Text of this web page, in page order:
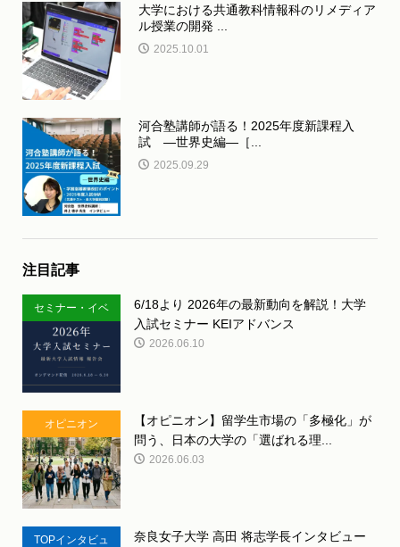
大学における共通教科情報科のリメディア
ル授業の開発 ...
2025.10.01
河合塾講師が語る！2025年度新課程入
試 ―世界史編―［...
2025.09.29
注目記事
セミナー・イベ
ント
6/18より 2026年の最新動向を解説！大学
入試セミナー KEIアドバンス
2026.06.10
オピニオン
【オピニオン】留学生市場の「多極化」が
問う、日本の大学の「選ばれる理...
2026.06.03
TOPインタビュ
奈良女子大学 高田 将志学長インタビュー